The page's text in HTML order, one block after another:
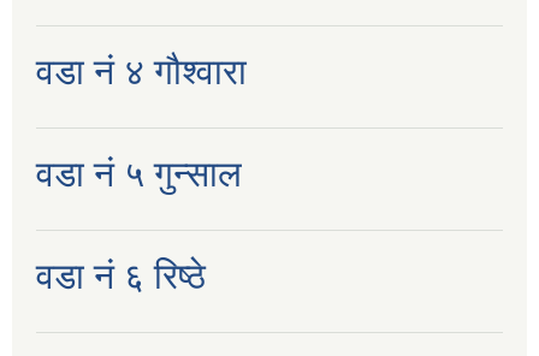
वडा नं ४ गौश्वारा
वडा नं ५ गुन्साल
वडा नं ६ रिष्ठे